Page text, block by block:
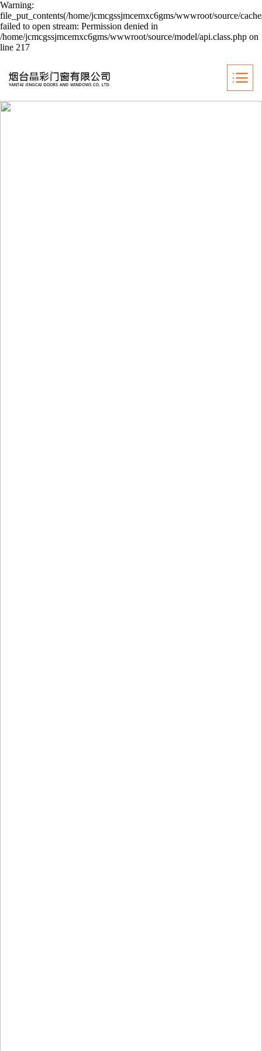
Warning:
file_put_contents(/home/jcmcgssjmcemxc6gms/wwwroot/source/
failed to open stream: Permission denied in
/home/jcmcgssjmcemxc6gms/wwwroot/source/model/api.class.php on
line 217